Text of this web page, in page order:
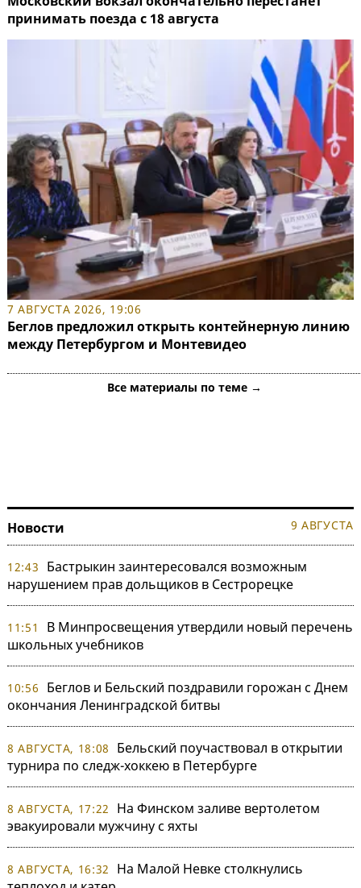
принимать поезда с 18 августа
7 АВГУСТА 2026, 19:06
Беглов предложил открыть контейнерную линию
между Петербургом и Монтевидео
Все материалы по теме →
Новости 9 АВГУСТА
12:43
Бастрыкин заинтересовался возможным
нарушением прав дольщиков в Сестрорецке
11:51
В Минпросвещения утвердили новый перечень
школьных учебников
10:56
Беглов и Бельский поздравили горожан с Днем
окончания Ленинградской битвы
8 АВГУСТА, 18:08
Бельский поучаствовал в открытии
турнира по следж-хоккею в Петербурге
8 АВГУСТА, 17:22
На Финском заливе вертолетом
эвакуировали мужчину с яхты
8 АВГУСТА, 16:32
На Малой Невке столкнулись